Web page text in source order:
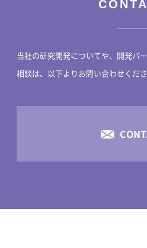
当社の研究開発についてや、開発パ
相談は、 以下よりお問い合わせくださ